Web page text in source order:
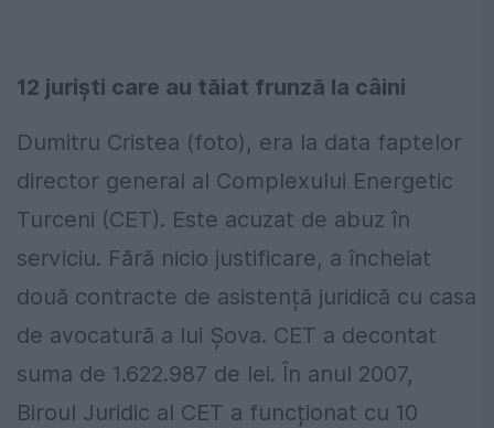
12 juriști care au tăiat frunză la câini
Dumitru Cristea (foto), era la data faptelor
director general al Complexului Energetic
Turceni (CET). Este acuzat de abuz în
serviciu. Fără nicio justificare, a încheiat
două contracte de asistență juridică cu casa
de avocatură a lui Șova. CET a decontat
suma de 1.622.987 de lei. În anul 2007,
Biroul Juridic al CET a funcționat cu 10